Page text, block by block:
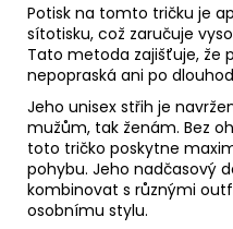
Potisk na tomto tričku je
sítotisku, což zaručuje
Tato metoda zajišťuje, že
nepopraská ani po
Jeho unisex střih je
mužům, tak ženám. Bez
toto tričko poskytne
pohybu. Jeho nadčasový
kombinovat s různými
osobnímu stylu.